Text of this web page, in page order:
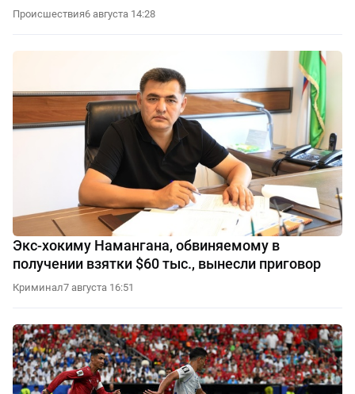
Происшествия6 августа 14:28
Экс-хокиму Намангана, обвиняемому в
получении взятки $60 тыс., вынесли приговор
Криминал7 августа 16:51